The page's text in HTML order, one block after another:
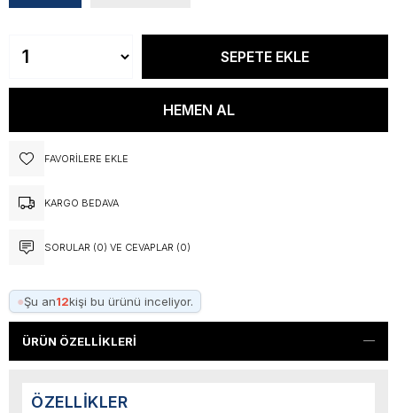
FAVORILERE EKLE
KARGO BEDAVA
SORULAR (0) VE CEVAPLAR (0)
●Şu an12kişi bu ürünü inceliyor.
ÜRÜN ÖZELLIKLERI
ÖZELLIKLER